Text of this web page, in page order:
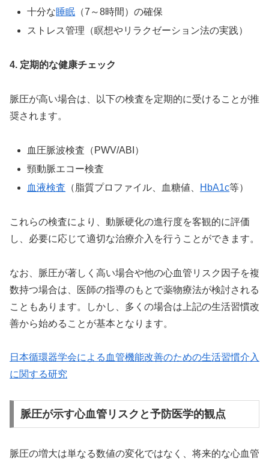
十分な睡眠 （7～8時間）の確保
ストレス管理（瞑想やリラクゼーション法の実践）
4. 定期的な健康チェック
脈圧が高い場合は、以下の検査を定期的に受けることが推
奨されます。
血圧脈波検査（PWV/ABI）
頸動脈エコー検査
血液検査 （脂質プロファイル、血糖値、 HbA1c等）
これらの検査により、動脈硬化の進行度を客観的に評価
し、必要に応じて適切な治療介入を行うことができます。
なお、脈圧が著しく高い場合や他の心血管リスク因子を複
数持つ場合は、医師の指導のもとで薬物療法が検討される
こともあります。しかし、多くの場合は上記の生活習慣改
善から始めることが基本となります。
日本循環器学会による血管機能改善のための生活習慣介入
に関する研究
脈圧が示す心血管リスクと予防医学的観点
脈圧の増大は単なる数値の変化ではなく、将来的な心血管